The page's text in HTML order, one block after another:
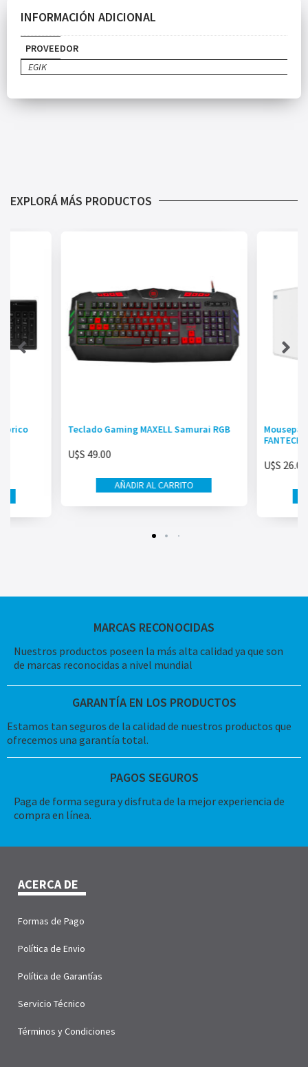
INFORMACIÓN ADICIONAL
PROVEEDOR
EGIK
EXPLORÁ MÁS PRODUCTOS
Teclado Gaming MAXELL Samurai RGB
U$S 49.00
AÑADIR AL CARRITO
Mousepad
FANTECH
U$S 26.00
MARCAS RECONOCIDAS
Nuestros productos poseen la más alta calidad ya que son
de marcas reconocidas a nivel mundial
GARANTÍA EN LOS PRODUCTOS
Estamos tan seguros de la calidad de nuestros productos que
ofrecemos una garantía total.
PAGOS SEGUROS
Paga de forma segura y disfruta de la mejor experiencia de
compra en línea.
ACERCA DE
Formas de Pago
Política de Envio
Política de Garantías
Servicio Técnico
Términos y Condiciones